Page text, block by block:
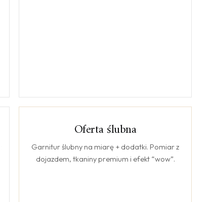
Oferta ślubna
Garnitur ślubny na miarę + dodatki. Pomiar z
dojazdem, tkaniny premium i efekt “wow”.